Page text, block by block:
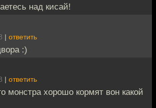
над кисай!
| ответить
:)
| ответить
монстра хорошо кормят вон какой